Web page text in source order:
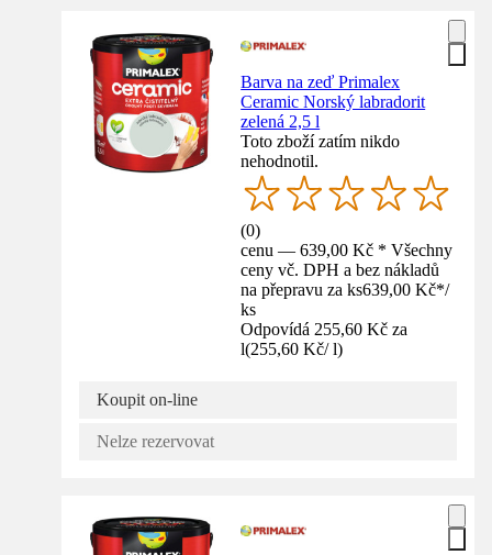
Barva na zeď Primalex
Ceramic Norský labradorit
zelená 2,5 l
Toto zboží zatím nikdo
nehodnotil.
(0)
cenu — 639,00 Kč * Všechny
ceny vč. DPH a bez nákladů
na přepravu za ks639,00 Kč*/
ks
Odpovídá 255,60 Kč za
l(255,60 Kč/ l)
Koupit on-line
Nelze rezervovat